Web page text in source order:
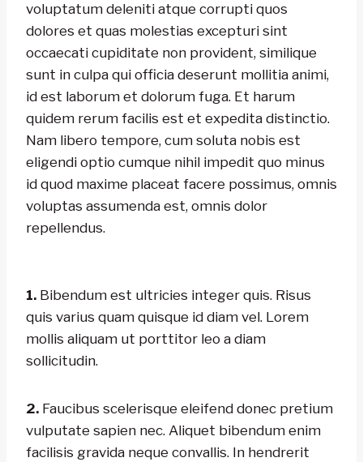
voluptatum deleniti atque corrupti quos
dolores et quas molestias excepturi sint
occaecati cupiditate non provident, similique
sunt in culpa qui officia deserunt mollitia animi,
id est laborum et dolorum fuga. Et harum
quidem rerum facilis est et expedita distinctio.
Nam libero tempore, cum soluta nobis est
eligendi optio cumque nihil impedit quo minus
id quod maxime placeat facere possimus, omnis
voluptas assumenda est, omnis dolor
repellendus.
1. Bibendum est ultricies integer quis. Risus
quis varius quam quisque id diam vel. Lorem
mollis aliquam ut porttitor leo a diam
sollicitudin.
2. Faucibus scelerisque eleifend donec pretium
vulputate sapien nec. Aliquet bibendum enim
facilisis gravida neque convallis. In hendrerit